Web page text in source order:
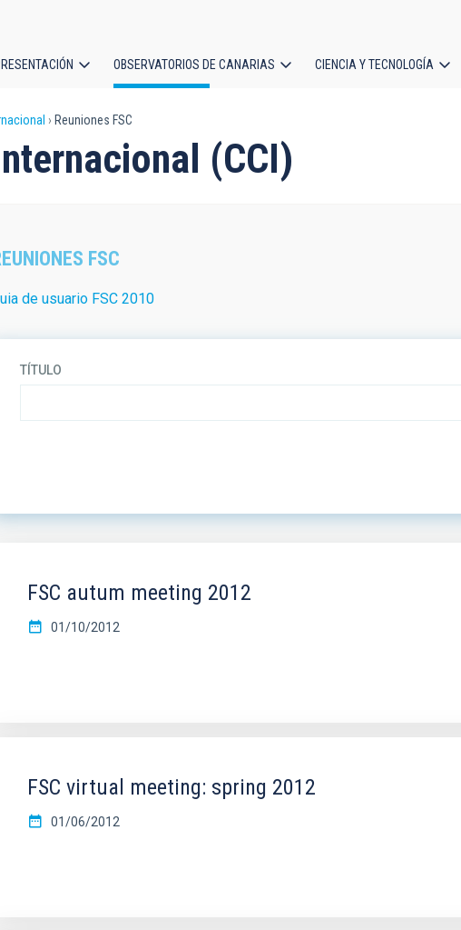
OBSERVATORIOS DE CANARIAS CIENCIA Y TECNOLOGÍA
Reuniones FSC
(CCI)
FSC
de usuario FSC 2010
TÍTULO
FSC autum meeting 2012
01/10/2012
FSC virtual meeting: spring 2012
01/06/2012